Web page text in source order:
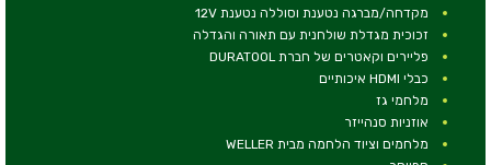
מקדחה/מברגה נטענת וסוללה נטענת 12V
זכוכית מגדלת שולחנית עם תאורה והגדלה
פליירים וקאטרים של חברת DURATOOL
כבלי HDMI איכותיים
מלחמי גז
אוזניות סנהייזר
מלחמים וציוד הלחמה מבית WELLER